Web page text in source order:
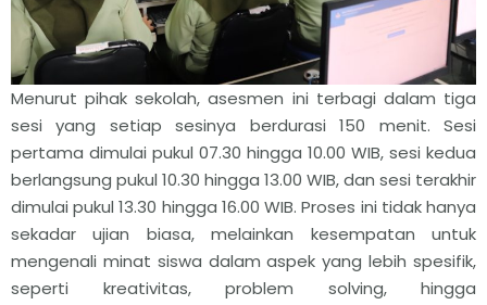
Menurut pihak sekolah, asesmen ini terbagi dalam tiga
sesi yang setiap sesinya berdurasi 150 menit. Sesi
pertama dimulai pukul 07.30 hingga 10.00 WIB, sesi kedua
berlangsung pukul 10.30 hingga 13.00 WIB, dan sesi terakhir
dimulai pukul 13.30 hingga 16.00 WIB. Proses ini tidak hanya
sekadar ujian biasa, melainkan kesempatan untuk
mengenali minat siswa dalam aspek yang lebih spesifik,
seperti kreativitas, problem solving, hingga